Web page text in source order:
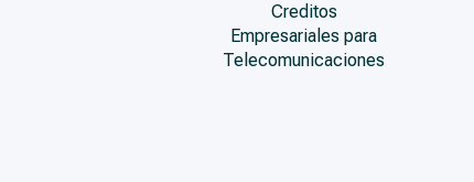
Creditos
Empresariales para
Telecomunicaciones